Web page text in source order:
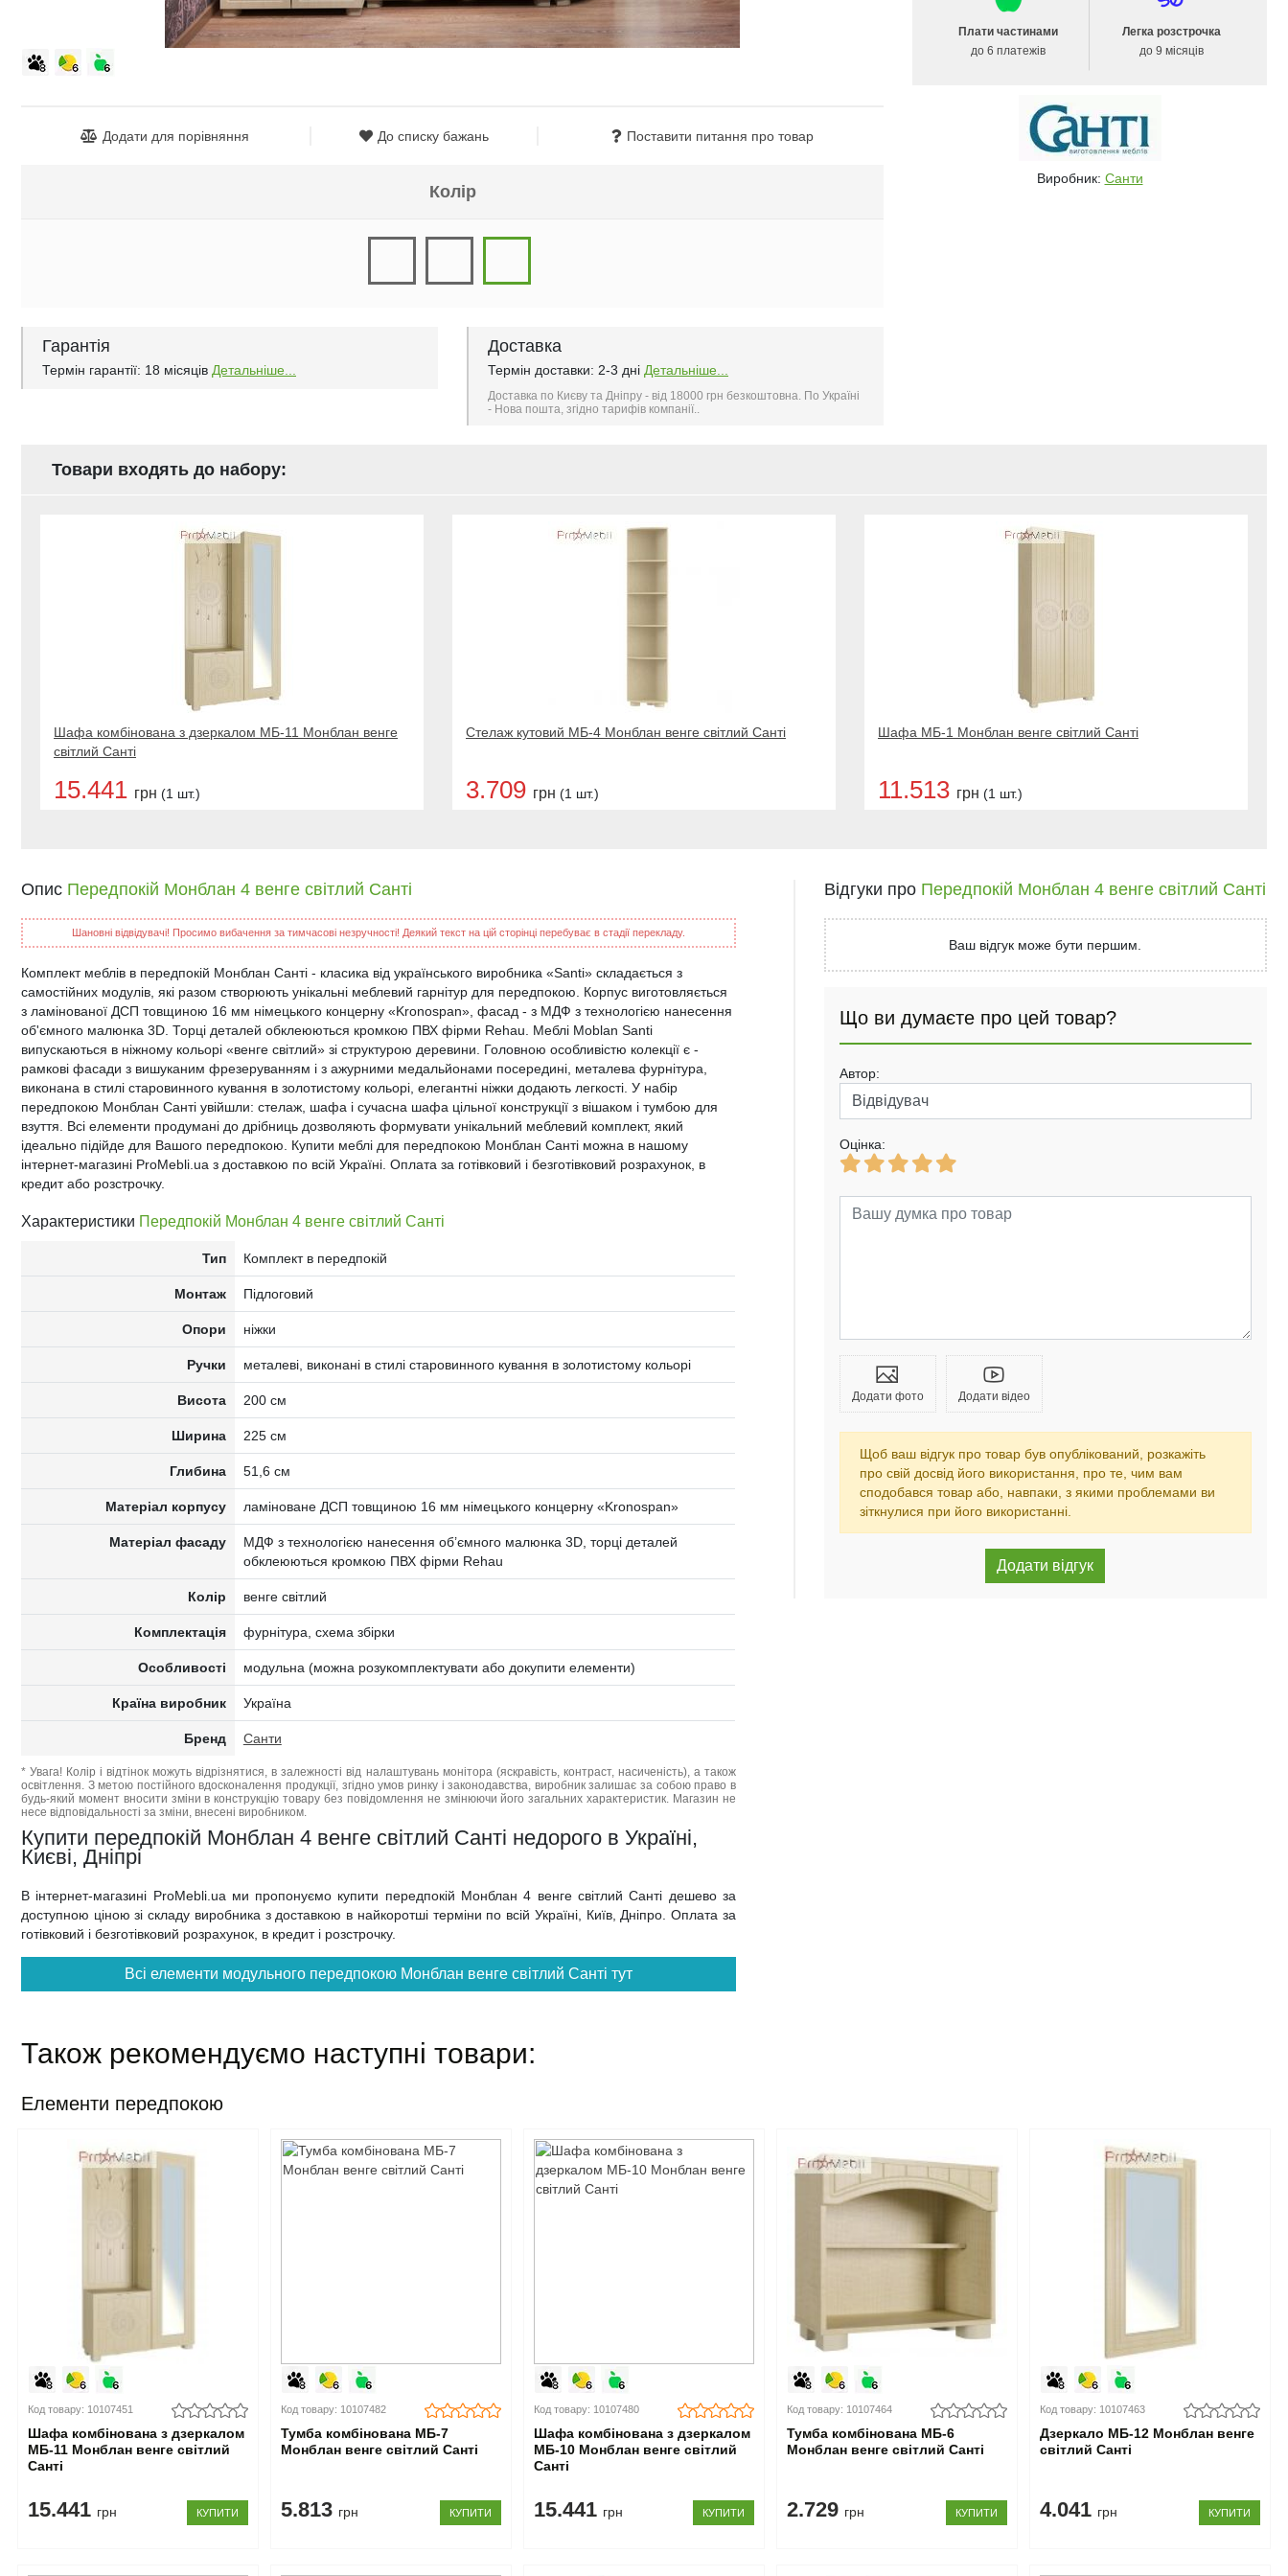
Додати для порівняння До списку бажань Поставити питання про товар
Колір
Гарантія
Термін гарантії: 18 місяців Детальніше...
Доставка
Термін доставки: 2-3 дні Детальніше...
Доставка по Києву та Дніпру - від 18000 грн безкоштовна. По Україні
- Нова пошта, згідно тарифів компанії..
Плати частинами
до 6 платежів
Легка розстрочка
до 9 місяців
Виробник: Санти
Товари входять до набору:
Шафа комбінована з дзеркалом МБ-11 Монблан венге
світлий Санті
15.441 грн (1 шт.)
Стелаж кутовий МБ-4 Монблан венге світлий Санті
3.709 грн (1 шт.)
Шафа МБ-1 Монблан венге світлий Санті
11.513 грн (1 шт.)
Опис Передпокій Монблан 4 венге світлий Санті
Шановні відвідувачі! Просимо вибачення за тимчасові незручності! Деякий текст на цій сторінці перебуває в стадії перекладу.
Комплект меблів в передпокій Монблан Санті - класика від українського виробника «Santi» складається з
самостійних модулів, які разом створюють унікальні меблевий гарнітур для передпокою. Корпус виготовляється
з ламінованої ДСП товщиною 16 мм німецького концерну «Kronospan», фасад - з МДФ з технологією нанесення
об'ємного малюнка 3D. Торці деталей обклеюються кромкою ПВХ фірми Rehau. Меблі Moblan Santi
випускаються в ніжному кольорі «венге світлий» зі структурою деревини. Головною особливістю колекції є -
рамкові фасади з вишуканим фрезеруванням і з ажурними медальйонами посередині, металева фурнітура,
виконана в стилі старовинного кування в золотистому кольорі, елегантні ніжки додають легкості. У набір
передпокою Монблан Санті увійшли: стелаж, шафа і сучасна шафа цільної конструкції з вішаком і тумбою для
взуття. Всі елементи продумані до дрібниць дозволяють формувати унікальний меблевий комплект, який
ідеально підійде для Вашого передпокою. Купити меблі для передпокою Монблан Санті можна в нашому
інтернет-магазині ProMebli.ua з доставкою по всій Україні. Оплата за готівковий і безготівковий розрахунок, в
кредит або розстрочку.
Характеристики Передпокій Монблан 4 венге світлий Санті
Тип Комплект в передпокій
Монтаж Підлоговий
Опори ніжки
Ручки металеві, виконані в стилі старовинного кування в золотистому кольорі
Висота 200 см
Ширина 225 см
Глибина 51,6 см
Матеріал корпусу ламіноване ДСП товщиною 16 мм німецького концерну «Kronospan»
Матеріал фасаду
МДФ з технологією нанесення об’ємного малюнка 3D, торці деталей
обклеюються кромкою ПВХ фірми Rehau
Колір венге світлий
Комплектація фурнітура, схема збірки
Особливості модульна (можна розукомплектувати або докупити елементи)
Країна виробник Україна
Бренд Санти
* Увага! Колір і відтінок можуть відрізнятися, в залежності від налаштувань монітора (яскравість, контраст, насиченість), а також
освітлення. З метою постійного вдосконалення продукції, згідно умов ринку і законодавства, виробник залишає за собою право в
будь-який момент вносити зміни в конструкцію товару без повідомлення не змінюючи його загальних характеристик. Магазин не
несе відповідальності за зміни, внесені виробником.
Купити передпокій Монблан 4 венге світлий Санті недорого в Україні,
Києві, Дніпрі
В інтернет-магазині ProMebli.ua ми пропонуємо купити передпокій Монблан 4 венге світлий Санті дешево за
доступною ціною зі складу виробника з доставкою в найкоротші терміни по всій Україні, Київ, Дніпро. Оплата за
готівковий і безготівковий розрахунок, в кредит і розстрочку.
Всі елементи модульного передпокою Монблан венге світлий Санті тут
Відгуки про Передпокій Монблан 4 венге світлий Санті
Ваш відгук може бути першим.
Що ви думаєте про цей товар?
Автор:
Оцінка:
Додати фото Додати відео
Щоб ваш відгук про товар був опублікований, розкажіть
про свій досвід його використання, про те, чим вам
сподобався товар або, навпаки, з якими проблемами ви
зіткнулися при його використанні.
Також рекомендуємо наступні товари:
Елементи передпокою
Код товару: 10107451
Шафа комбінована з дзеркалом
МБ-11 Монблан венге світлий
Санті
15.441 грн КУПИТИ
Код товару: 10107482
Тумба комбінована МБ-7
Монблан венге світлий Санті
5.813 грн КУПИТИ
Код товару: 10107480
Шафа комбінована з дзеркалом
МБ-10 Монблан венге світлий
Санті
15.441 грн КУПИТИ
Код товару: 10107464
Тумба комбінована МБ-6
Монблан венге світлий Санті
2.729 грн КУПИТИ
Код товару: 10107463
Дзеркало МБ-12 Монблан венге
світлий Санті
4.041 грн КУПИТИ